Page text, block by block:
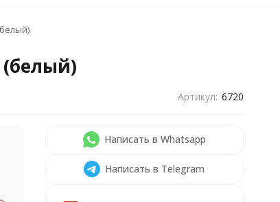
(белый)
Артикул: 6720
Написать в Whatsapp
Написать в Telegram